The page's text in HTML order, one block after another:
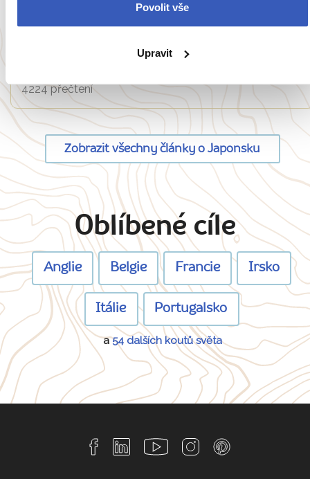
Povolit vše
Upravit
dosud nestihli objevit
4224 přečtení
Zobrazit všechny články o Japonsku
Oblíbené cíle
Anglie Belgie Francie Irsko
Itálie Portugalsko
a54 dalších koutů světa